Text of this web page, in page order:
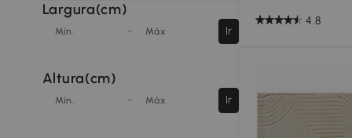
Largura(cm)
Mín. - Máx Ir
Altura(cm)
Mín. - Máx Ir
4.8